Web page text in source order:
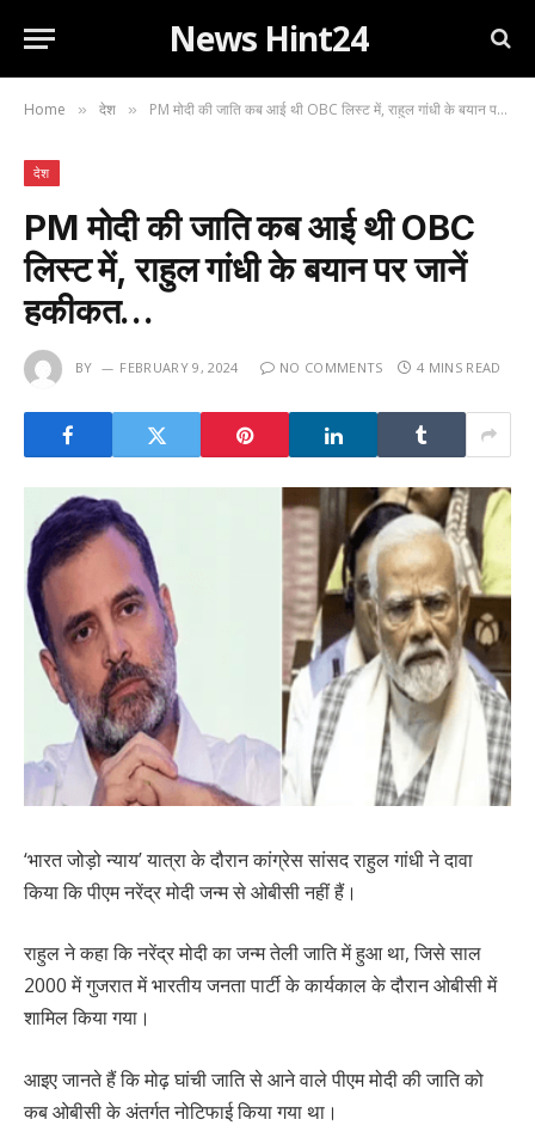
News Hint24
Home » देश » PM मोदी की जाति कब आई थी OBC लिस्ट में, राहुल गांधी के बयान पर जानें हकीकत…
देश
PM मोदी की जाति कब आई थी OBC
लिस्ट में, राहुल गांधी के बयान पर जानें
हकीकत…
BY FEBRUARY 9, 2024 NO COMMENTS 4 MINS READ
‘भारत जोड़ो न्याय’ यात्रा के दौरान कांग्रेस सांसद राहुल गांधी ने दावा
किया कि पीएम नरेंद्र मोदी जन्म से ओबीसी नहीं हैं।
राहुल ने कहा कि नरेंद्र मोदी का जन्म तेली जाति में हुआ था, जिसे साल
2000 में गुजरात में भारतीय जनता पार्टी के कार्यकाल के दौरान ओबीसी में
शामिल किया गया।
आइए जानते हैं कि मोढ़ घांची जाति से आने वाले पीएम मोदी की जाति को
कब ओबीसी के अंतर्गत नोटिफाई किया गया था।